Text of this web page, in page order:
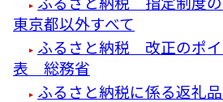
東京都以外すべて
ふるさと納税 改正のポ
表 総務省
ふるさと納税に係る返礼